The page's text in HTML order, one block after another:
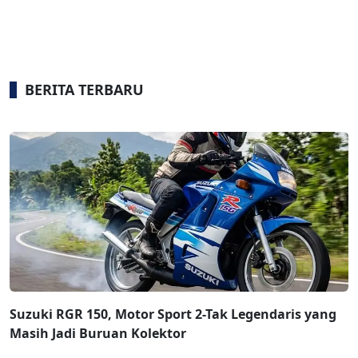
BERITA TERBARU
Suzuki RGR 150, Motor Sport 2-Tak Legendaris yang
Masih Jadi Buruan Kolektor